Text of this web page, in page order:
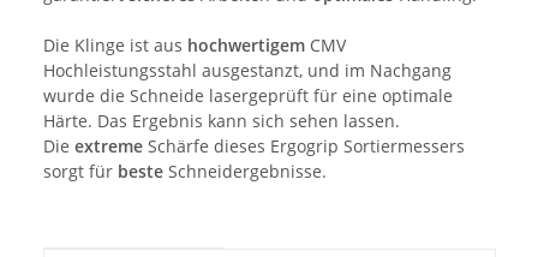
Die Klinge ist aus hochwertigem CMV
Hochleistungsstahl ausgestanzt, und im Nachgang
wurde die Schneide lasergeprüft für eine optimale
Härte. Das Ergebnis kann sich sehen lassen.
Die extreme Schärfe dieses Ergogrip Sortiermessers
sorgt für beste Schneidergebnisse.